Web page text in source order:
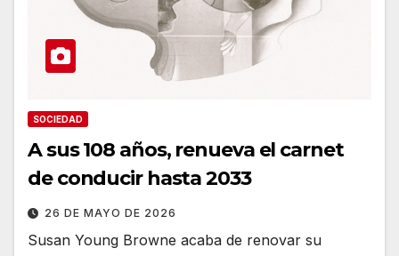
SOCIEDAD
A sus 108 años, renueva el carnet
de conducir hasta 2033
26 DE MAYO DE 2026
Susan Young Browne acaba de renovar su